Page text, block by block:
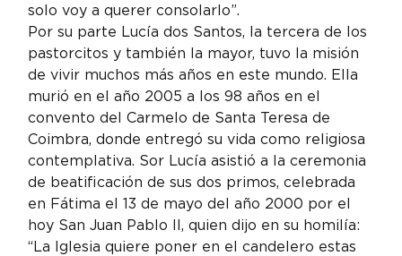
solo voy a querer consolarlo”.
Por su parte Lucía dos Santos, la tercera de los
pastorcitos y también la mayor, tuvo la misión
de vivir muchos más años en este mundo. Ella
murió en el año 2005 a los 98 años en el
convento del Carmelo de Santa Teresa de
Coimbra, donde entregó su vida como religiosa
contemplativa. Sor Lucía asistió a la ceremonia
de beatificación de sus dos primos, celebrada
en Fátima el 13 de mayo del año 2000 por el
hoy San Juan Pablo II, quien dijo en su homilía:
“La Iglesia quiere poner en el candelero estas